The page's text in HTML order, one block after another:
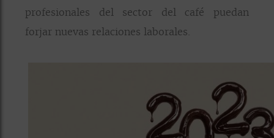
profesionales del sector del café puedan
forjar nuevas relaciones laborales.